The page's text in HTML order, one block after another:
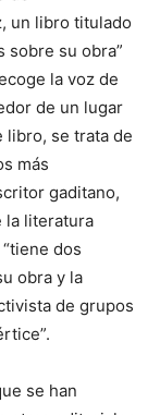
un libro titulado
sobre su obra”
la voz de
de un lugar
libro, se trata de
más
gaditano,
la literatura
dos
obra y la
de grupos
se han